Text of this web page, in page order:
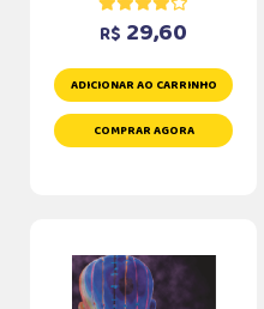
R$ 29,60
ADICIONAR AO CARRINHO
COMPRAR AGORA